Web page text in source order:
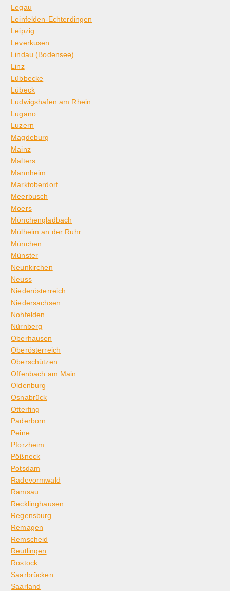
Legau
Leinfelden-Echterdingen
Leipzig
Leverkusen
Lindau (Bodensee)
Linz
Lübbecke
Lübeck
Ludwigshafen am Rhein
Lugano
Luzern
Magdeburg
Mainz
Malters
Mannheim
Marktoberdorf
Meerbusch
Moers
Mönchengladbach
Mülheim an der Ruhr
München
Münster
Neunkirchen
Neuss
Niederösterreich
Niedersachsen
Nohfelden
Nürnberg
Oberhausen
Oberösterreich
Oberschützen
Offenbach am Main
Oldenburg
Osnabrück
Otterfing
Paderborn
Peine
Pforzheim
Pößneck
Potsdam
Radevormwald
Ramsau
Recklinghausen
Regensburg
Remagen
Remscheid
Reutlingen
Rostock
Saarbrücken
Saarland